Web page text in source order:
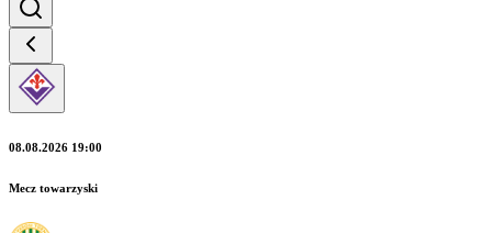
08.08.2026 19:00
Mecz towarzyski